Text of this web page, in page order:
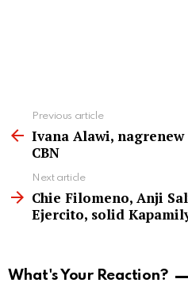
more
Previous article
Ivana Alawi,
CBN
Next article
Chie Filomeno, Anji
Ejercito, solid
What's Your Reaction?